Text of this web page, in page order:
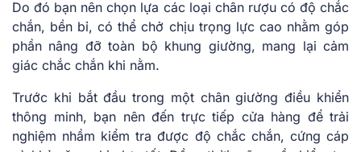
Do đó bạn nên chọn lựa các loại chân rượu có độ chắc
chắn, bền bỉ, có thể chở chịu trọng lực cao nhằm góp
phần nâng đỡ toàn bộ khung giường, mang lại cảm
giác chắc chắn khi nằm.
Trước khi bắt đầu trong một chân giường điều khiển
thông minh, bạn nên đến trực tiếp cửa hàng để trải
nghiệm nhầm kiểm tra được độ chắc chắn, cứng cáp